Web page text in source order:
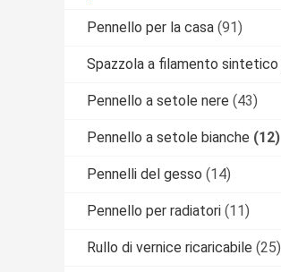
Pennello per la casa (91)
Spazzola a filamento sintetico
Pennello a setole nere (43)
Pennello a setole bianche (12)
Pennelli del gesso (14)
Pennello per radiatori (11)
Rullo di vernice ricaricabile (25)